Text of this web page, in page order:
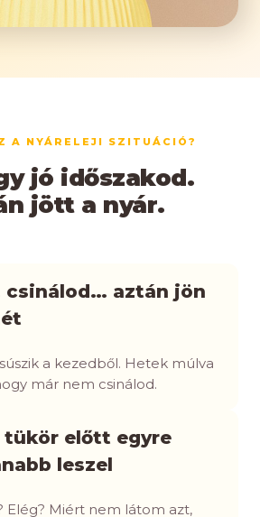
A NYÁRELEJI SZITUÁCIÓ?
jó időszakod.
jött a nyár.
csinálod… aztán jön
a kezedből. Hetek múlva
már nem csinálod.
tükör előtt egyre
leszel
Elég? Miért nem látom azt,